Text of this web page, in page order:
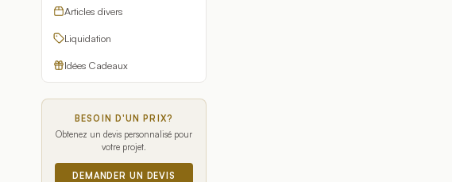
Articles divers
Liquidation
Idées Cadeaux
BESOIN D'UN PRIX?
Obtenez un devis personnalisé pour
votre projet.
DEMANDER UN DEVIS